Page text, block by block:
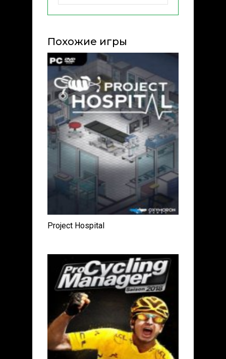
Похожие игры
Project Hospital